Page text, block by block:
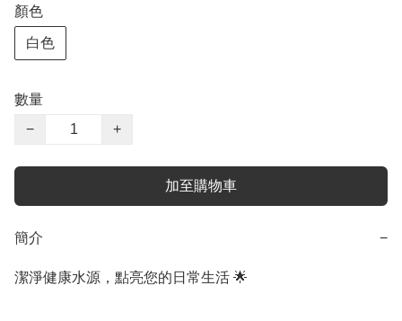
顏色
白色
數量
−
+
加至購物車
簡介 −
潔淨健康水源，點亮您的日常生活 🌟